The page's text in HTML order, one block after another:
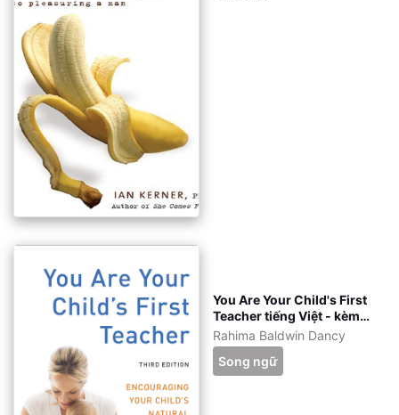
You Are Your Child's First
Teacher tiếng Việt - kèm
file gốc tiếng Anh - eBook
ePub, azw3, pdf
Rahima Baldwin Dancy
Song ngữ